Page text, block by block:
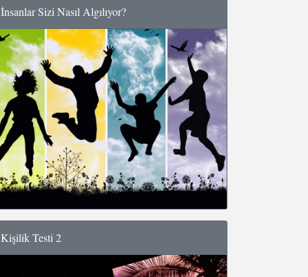
İnsanlar Sizi Nasıl Algılıyor?
Kişilik Testi 2